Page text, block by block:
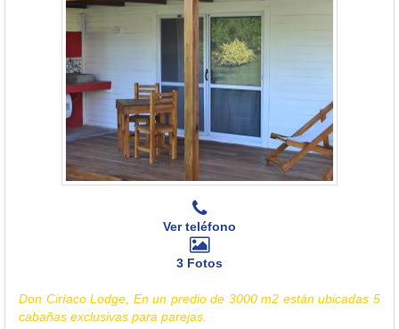
Ver teléfono
3 Fotos
Don Ciríaco Lodge, En un predio de 3000 m2 están ubicadas 5
cabañas exclusivas para parejas.